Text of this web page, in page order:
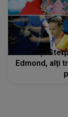
Culiță
Edmond, alți